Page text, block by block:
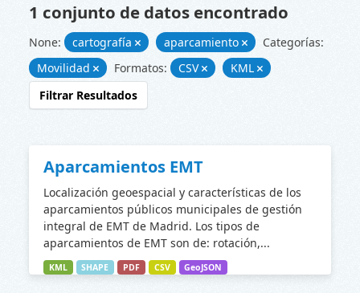
1 conjunto de datos encontrado
None: cartografía aparcamiento
Categorías:
Movilidad
Formatos: CSV
KML
Filtrar Resultados
Aparcamientos EMT
Localización geoespacial y características de los
aparcamientos públicos municipales de gestión
integral de EMT de Madrid. Los tipos de
aparcamientos de EMT son de: rotación,...
KML SHAPE PDF CSV GeoJSON